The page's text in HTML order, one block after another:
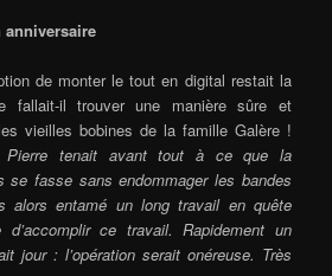
de monter le tout en digital restait la
fallait-il trouver une manière sûre et
vieilles bobines de la famille Galère !
Pierre tenait avant tout à ce que la
se fasse sans endommager les bandes
alors entamé un long travail en quête
d’accomplir ce travail. Rapidement un
jour : l’opération serait onéreuse. Très